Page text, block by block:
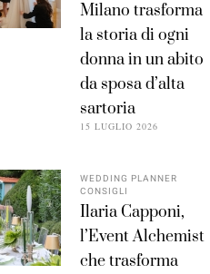
Milano trasforma
la storia di ogni
donna in un abito
da sposa d’alta
sartoria
15 LUGLIO 2026
WEDDING PLANNER
CONSIGLI
Ilaria Capponi,
l’Event Alchemist
che trasforma